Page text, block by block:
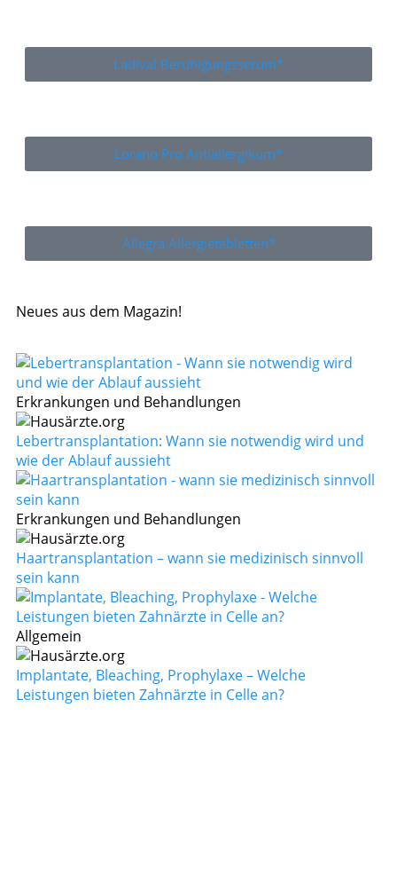
Ladival Beruhigungsserum*
Lorano Pro Antiallergikum*
Allegra Allergietabletten*
Neues aus dem Magazin!
Erkrankungen und Behandlungen
Lebertransplantation: Wann sie notwendig wird und
wie der Ablauf aussieht
Erkrankungen und Behandlungen
Haartransplantation – wann sie medizinisch sinnvoll
sein kann
Allgemein
Implantate, Bleaching, Prophylaxe – Welche
Leistungen bieten Zahnärzte in Celle an?